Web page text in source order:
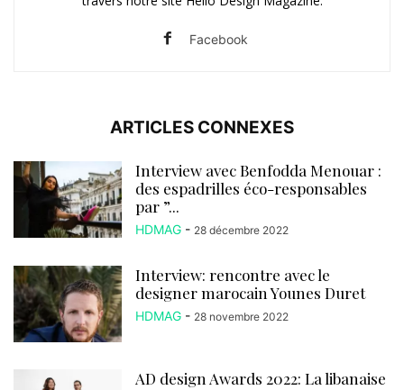
Facebook
ARTICLES CONNEXES
Interview avec Benfodda Menouar :
des espadrilles éco-responsables
par ”...
HDMAG - 28 décembre 2022
Interview: rencontre avec le
designer marocain Younes Duret
HDMAG - 28 novembre 2022
AD design Awards 2022: La libanaise